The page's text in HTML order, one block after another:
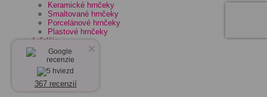
Keramické hrnčeky
Smaltované hrnčeky
Porcelánové hrnčeky
Plastové hrnčeky
+ 4 ďalšie
×
367 recenzií